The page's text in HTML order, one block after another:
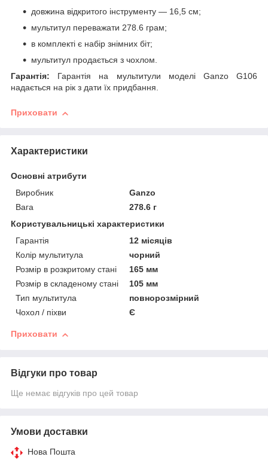
довжина відкритого інструменту — 16,5 см;
мультитул переважати 278.6 грам;
в комплекті є набір знімних біт;
мультитул продається з чохлом.
Гарантія: Гарантія на мультитули моделі Ganzo G106
надається на рік з дати їх придбання.
Приховати
Характеристики
Основні атрибути
Виробник
Ganzo
Вага
278.6 г
Користувальницькі характеристики
Гарантія
12 місяців
Колір мультитула
чорний
Розмір в розкритому стані
165 мм
Розмір в складеному стані
105 мм
Тип мультитула
повнорозмірний
Чохол / піхви
Є
Приховати
Відгуки про товар
Ще немає відгуків про цей товар
Умови доставки
Нова Пошта